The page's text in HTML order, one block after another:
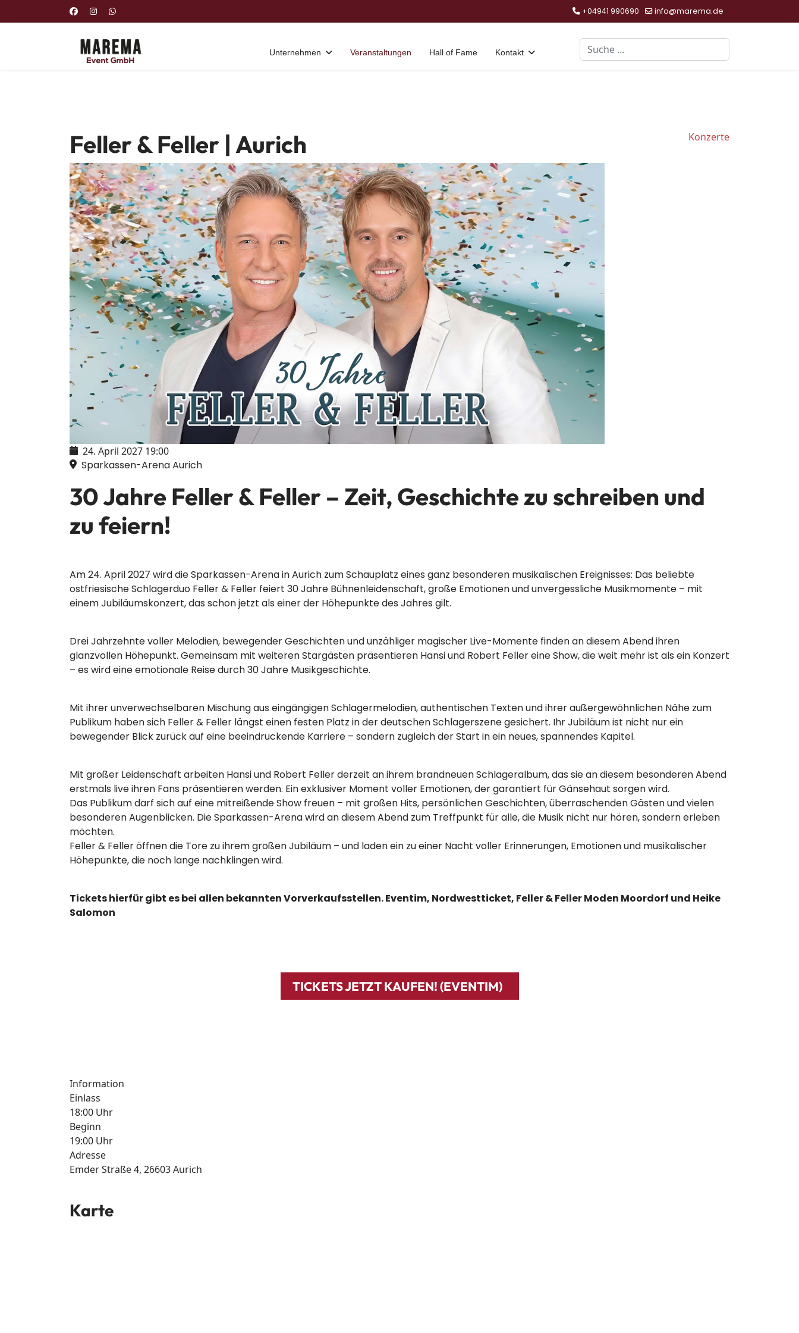
+04941 990690 info@marema.de
Unternehmen Veranstaltungen Hall of Fame Kontakt
Suchen
Feller & Feller | Aurich Konzerte
24. April 2027 19:00
Sparkassen-Arena Aurich
30 Jahre Feller & Feller – Zeit, Geschichte zu schreiben und
zu feiern!
Am 24. April 2027 wird die Sparkassen-Arena in Aurich zum Schauplatz eines ganz besonderen musikalischen Ereignisses: Das beliebte
ostfriesische Schlagerduo Feller & Feller feiert 30 Jahre Bühnenleidenschaft, große Emotionen und unvergessliche Musikmomente – mit
einem Jubiläumskonzert, das schon jetzt als einer der Höhepunkte des Jahres gilt.
Drei Jahrzehnte voller Melodien, bewegender Geschichten und unzähliger magischer Live-Momente finden an diesem Abend ihren
glanzvollen Höhepunkt. Gemeinsam mit weiteren Stargästen präsentieren Hansi und Robert Feller eine Show, die weit mehr ist als ein Konzert
– es wird eine emotionale Reise durch 30 Jahre Musikgeschichte.
Mit ihrer unverwechselbaren Mischung aus eingängigen Schlagermelodien, authentischen Texten und ihrer außergewöhnlichen Nähe zum
Publikum haben sich Feller & Feller längst einen festen Platz in der deutschen Schlagerszene gesichert. Ihr Jubiläum ist nicht nur ein
bewegender Blick zurück auf eine beeindruckende Karriere – sondern zugleich der Start in ein neues, spannendes Kapitel.
Mit großer Leidenschaft arbeiten Hansi und Robert Feller derzeit an ihrem brandneuen Schlageralbum, das sie an diesem besonderen Abend
erstmals live ihren Fans präsentieren werden. Ein exklusiver Moment voller Emotionen, der garantiert für Gänsehaut sorgen wird.
Das Publikum darf sich auf eine mitreißende Show freuen – mit großen Hits, persönlichen Geschichten, überraschenden Gästen und vielen
besonderen Augenblicken. Die Sparkassen-Arena wird an diesem Abend zum Treffpunkt für alle, die Musik nicht nur hören, sondern erleben
möchten.
Feller & Feller öffnen die Tore zu ihrem großen Jubiläum – und laden ein zu einer Nacht voller Erinnerungen, Emotionen und musikalischer
Höhepunkte, die noch lange nachklingen wird.
Tickets hierfür gibt es bei allen bekannten Vorverkaufsstellen. Eventim, Nordwestticket, Feller & Feller Moden Moordorf und Heike
Salomon
TICKETS JETZT KAUFEN! (EVENTIM)
Information
Einlass
18:00 Uhr
Beginn
19:00 Uhr
Adresse
Emder Straße 4, 26603 Aurich
Karte